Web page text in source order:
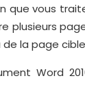
que vous
plusieurs
la page
Word